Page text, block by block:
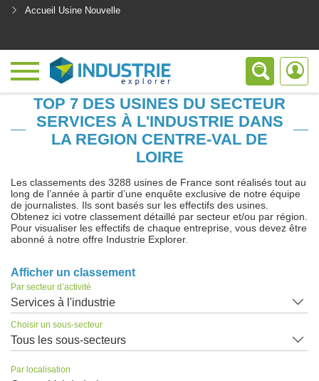
Accueil Usine Nouvelle
TOP 7 DES USINES DU SECTEUR
SERVICES À L'INDUSTRIE DANS
LA REGION CENTRE-VAL DE
LOIRE
Les classements des 3288 usines de France sont réalisés tout au
long de l’année à partir d’une enquête exclusive de notre équipe
de journalistes. Ils sont basés sur les effectifs des usines.
Obtenez ici votre classement détaillé par secteur et/ou par région.
Pour visualiser les effectifs de chaque entreprise, vous devez être
abonné à notre offre Industrie Explorer.
Afficher un classement
Par secteur d’activité
Services à l'industrie
Choisir un sous-secteur
Tous les sous-secteurs
Par localisation